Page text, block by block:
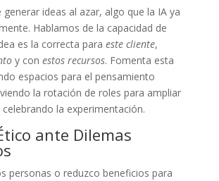
ideas al azar, algo que la IA ya
Hablamos de la capacidad de
es la correcta para este cliente,
y con estos recursos. Fomenta esta
espacios para el pensamiento
la rotación de roles para ampliar
la experimentación.
ante Dilemas
personas o reduzco beneficios para